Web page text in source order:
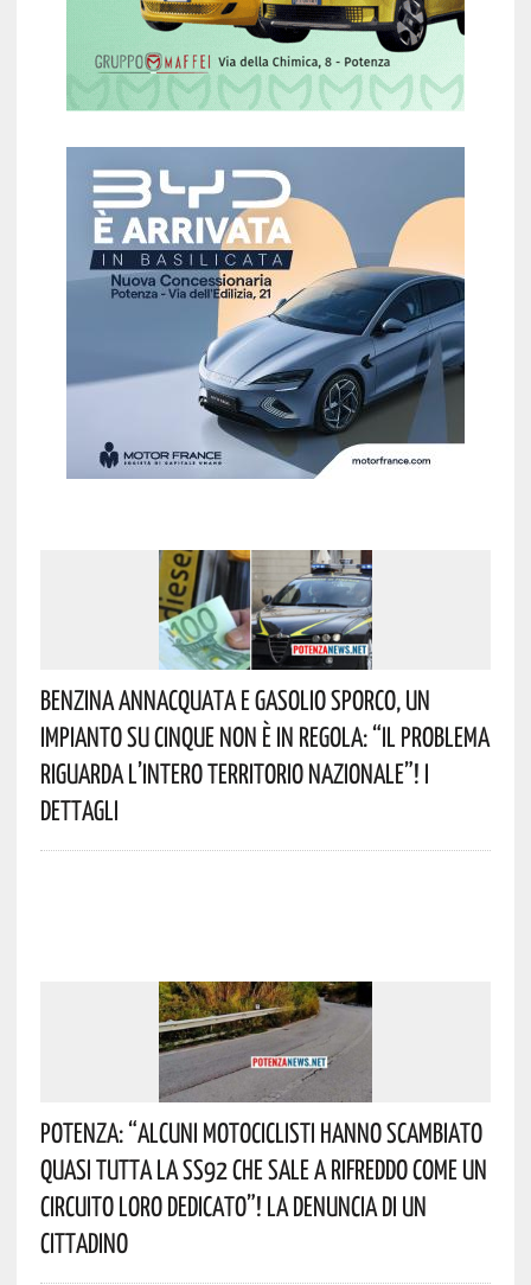
Benzina Annacquata E Gasolio Sporco, Un
Impianto Su Cinque Non È In Regola: “il Problema
Riguarda L’intero Territorio Nazionale”! I
Dettagli
Potenza: “alcuni Motociclisti Hanno Scambiato
Quasi Tutta La SS92 Che Sale A Rifreddo Come Un
Circuito Loro Dedicato”! La Denuncia Di Un
Cittadino